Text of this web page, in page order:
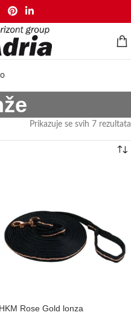
Prikazuje se svih 7 rezultata
HKM Rose Gold lonza